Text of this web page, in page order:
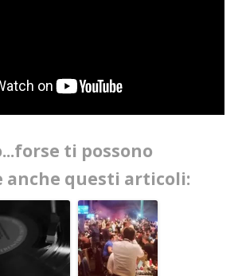
ti possono
anche questi articoli: